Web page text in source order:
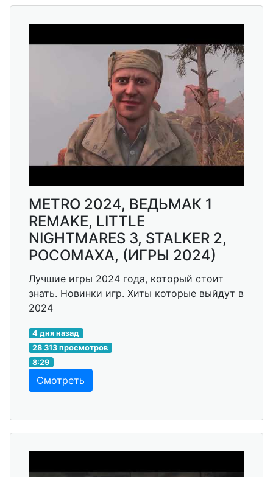
METRO 2024, ВЕДЬМАК 1
REMAKE, LITTLE
NIGHTMARES 3, STALKER 2,
РОСОМАХА, (ИГРЫ 2024)
Лучшие игры 2024 года, который стоит
знать. Новинки игр. Хиты которые выйдут в
2024
4 дня назад
28 313 просмотров
8:29
Смотреть